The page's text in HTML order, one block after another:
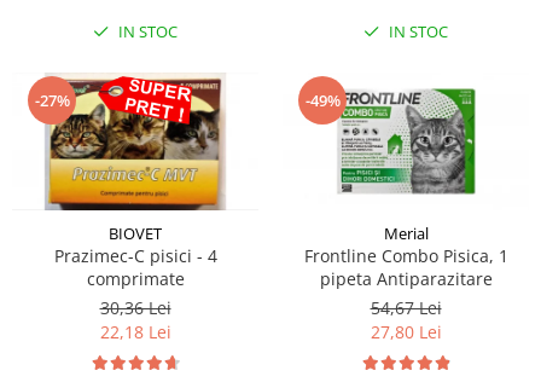
IN STOC IN STOC
-27%
BIOVET
Prazimec-C pisici - 4
comprimate
30,36 Lei
22,18 Lei
-49%
Merial
Frontline Combo Pisica, 1
pipeta Antiparazitare
54,67 Lei
27,80 Lei